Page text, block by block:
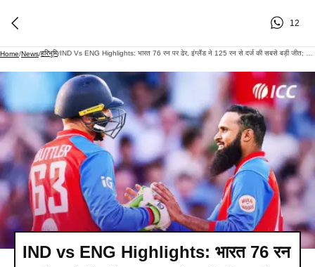
12
Home/News/हरिभूमि/
IND vs ENG Highlights: भारत 76 रन